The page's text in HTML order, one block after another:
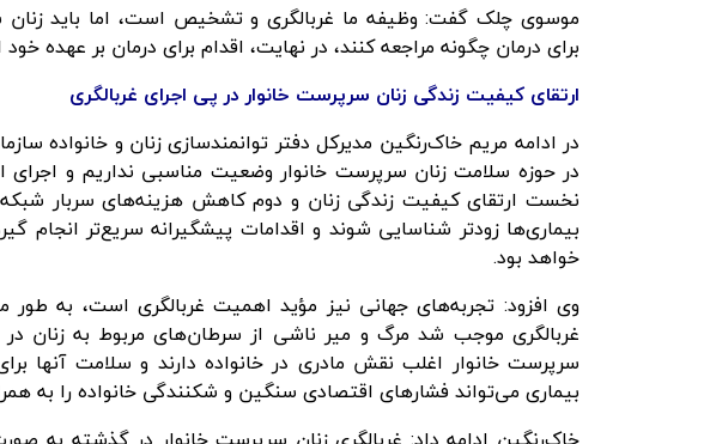
موسوی چلک گفت: وظیفه ما غربالگری و تشخیص است، اما باید زنان
برای درمان چگونه مراجعه کنند، در نهایت، اقدام برای درمان بر عهده خود
ارتقای کیفیت زندگی زنان سرپرست خانوار در پی اجرای غربالگری
در ادامه مریم خاک‌رنگین مدیرکل دفتر توانمندسازی زنان و خانواده
در حوزه سلامت زنان سرپرست خانوار وضعیت مناسبی نداریم و اجرای
نخست ارتقای کیفیت زندگی زنان و دوم کاهش هزینه‌های سربار
بیماری‌ها زودتر شناسایی شوند و اقدامات پیشگیرانه سریع‌تر انجام
خواهد بود.
وی افزود: تجربه‌های جهانی نیز مؤید اهمیت غربالگری است، به طور
سرپرست خانوار اغلب نقش مادری در خانواده دارند و سلامت آنها
بیماری می‌تواند فشارهای اقتصادی سنگین و شکنندگی خانواده را به